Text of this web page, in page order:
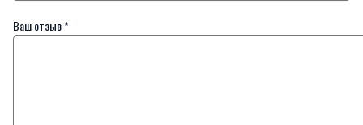
Ваш отзыв*